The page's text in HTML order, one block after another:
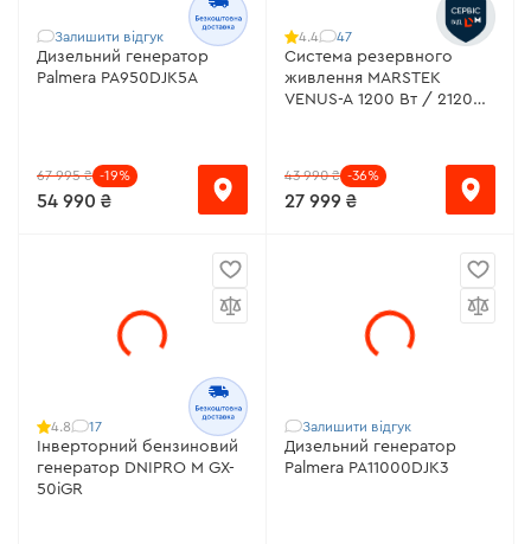
Залишити відгук
Дизельний генератор
Palmera PA950DJK5A
67 995 ₴ -19%
54 990 ₴
4.4 47
Система резервного
живлення MARSTEK
VENUS-A 1200 Вт / 2120
43 990 ₴ -36%
27 999 ₴
4.8 17
Інверторний бензиновий
генератор DNIPRO M GX-
50iGR
Залишити відгук
Дизельний генератор
Palmera PA11000DJK3